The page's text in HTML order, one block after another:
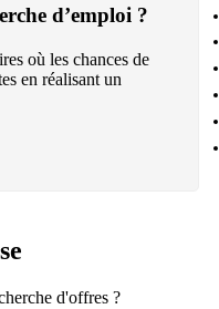
d’emploi ?
où les chances de
en réalisant un
d'offres ?